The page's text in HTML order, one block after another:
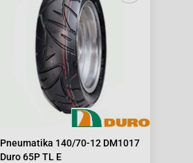
Pneumatika 140/70-12 DM1017
Duro 65P TL E